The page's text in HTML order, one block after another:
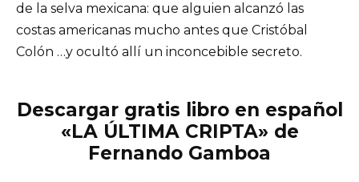
de la selva mexicana: que alguien alcanzó las
costas americanas mucho antes que Cristóbal
Colón …y ocultó allí un inconcebible secreto.
Descargar gratis libro en español
«LA ÚLTIMA CRIPTA» de
Fernando Gamboa